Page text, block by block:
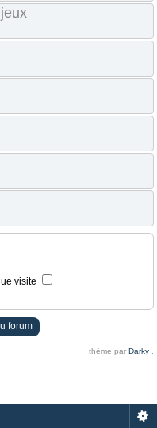
visite
forum
thème par Darky